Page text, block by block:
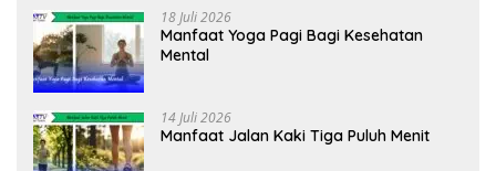
18 Juli 2026
Manfaat Yoga Pagi Bagi Kesehatan
Mental
14 Juli 2026
Manfaat Jalan Kaki Tiga Puluh Menit